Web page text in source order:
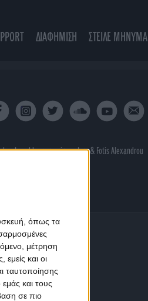
όπως τα
μέτρηση
εμείς και οι
ταυτοποίησης
και τους
σε πιο
ΔΙΑΦΗΜΙΣΗ ΣΤΕΙΛΕ ΜΗΝΥΜΑ
byporcupine colors& Fotis Alexandrou